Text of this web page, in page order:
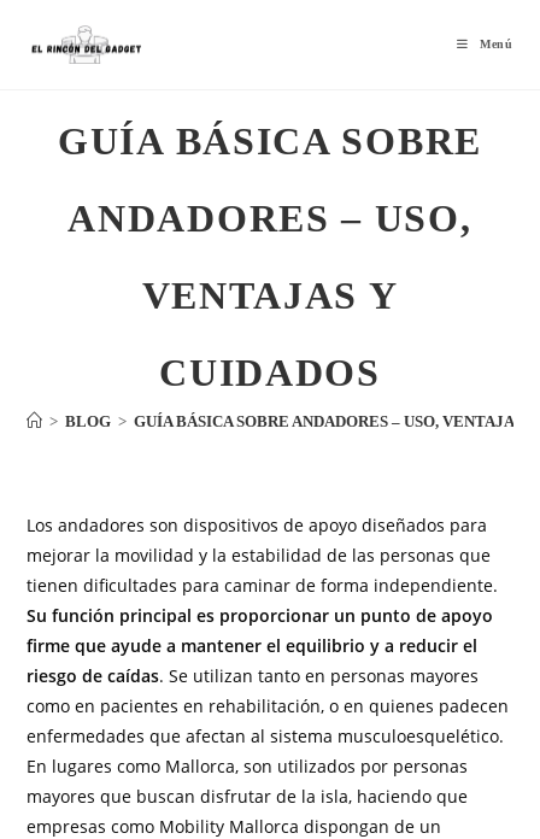
Menú
GUÍA BÁSICA SOBRE
ANDADORES – USO,
VENTAJAS Y
CUIDADOS
> BLOG > GUÍA BÁSICA SOBRE ANDADORES – USO, VENTAJAS
Los andadores son dispositivos de apoyo diseñados para
mejorar la movilidad y la estabilidad de las personas que
tienen dificultades para caminar de forma independiente.
Su función principal es proporcionar un punto de apoyo
firme que ayude a mantener el equilibrio y a reducir el
riesgo de caídas. Se utilizan tanto en personas mayores
como en pacientes en rehabilitación, o en quienes padecen
enfermedades que afectan al sistema musculoesquelético.
En lugares como Mallorca, son utilizados por personas
mayores que buscan disfrutar de la isla, haciendo que
empresas como Mobility Mallorca dispongan de un